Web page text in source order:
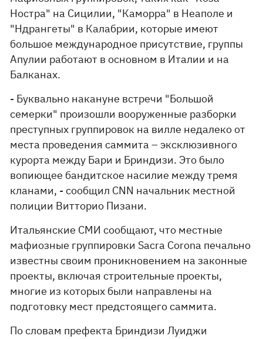
Ностра" на Сицилии, "Каморра" в Неаполе и
"Ндрангеты" в Калабрии, которые имеют
большое международное присутствие, группы
Апулии работают в основном в Италии и на
Балканах.
- Буквально накануне встречи "Большой
семерки" произошли вооруженные разборки
преступных группировок на вилле недалеко от
места проведения саммита – эксклюзивного
курорта между Бари и Бриндизи. Это было
вопиющее бандитское насилие между тремя
кланами, - сообщил CNN начальник местной
полиции Витторио Пизани.
Итальянские СМИ сообщают, что местные
мафиозные группировки Sacra Corona печально
известны своим проникновением на законные
проекты, включая строительные проекты,
многие из которых были направлены на
подготовку мест предстоящего саммита.
По словам префекта Бриндизи Луиджи